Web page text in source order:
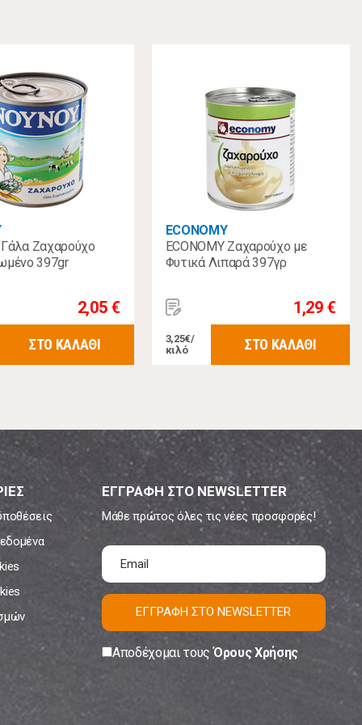
Ζαχαρούχο
397gr
2,05 €
ΣΤΟ ΚΑΛΑΘΙ
ECONOMY
ECONOMY Ζαχαρούχο με
Φυτικά Λιπαρά 397γρ
1,29 €
3,25€/
κιλό
ΣΤΟ ΚΑΛΑΘΙ
ΕΓΓΡΑΦΗ ΣΤΟ NEWSLETTER
Μάθε πρώτος όλες τις νέες προσφορές!
ΕΓΓΡΑΦΗ ΣΤΟ NEWSLETTER
Αποδέχομαι τουςΌρους Χρήσης